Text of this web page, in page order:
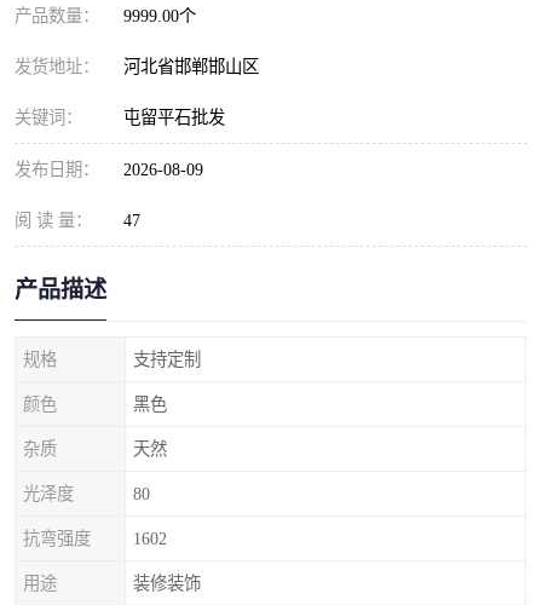
产品数量： 9999.00个
发货地址： 河北省邯郸邯山区
关键词： 屯留平石批发
发布日期： 2026-08-09
阅 读 量： 47
产品描述
规格 支持定制
颜色 黑色
杂质 天然
光泽度 80
抗弯强度 1602
用途 装修装饰